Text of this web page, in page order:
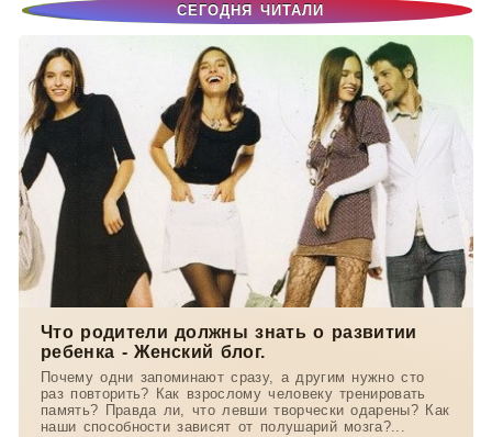
СЕГОДНЯ ЧИТАЛИ
Что родители должны знать о развитии
ребенка - Женский блог.
Почему одни запоминают сразу, а другим нужно сто
раз повторить? Как взрослому человеку тренировать
память? Правда ли, что левши творчески одарены? Как
наши способности зависят от полушарий мозга?...